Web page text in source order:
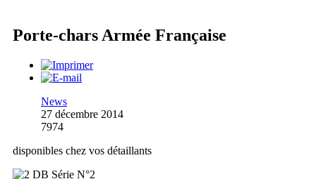
Porte-chars Armée Française
News
27 décembre 2014
7974
disponibles chez vos détaillants